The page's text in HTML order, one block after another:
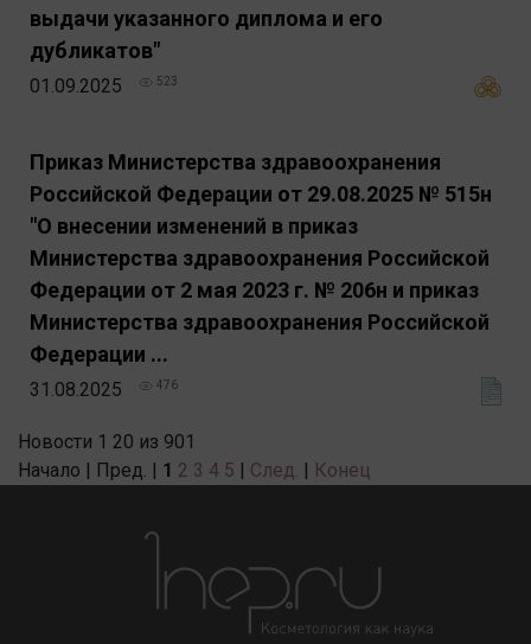
выдачи указанного диплома и его
дубликатов"
01.09.2025 523
Приказ Министерства здравоохранения
Российской Федерации от 29.08.2025 № 515н
"О внесении изменений в приказ
Министерства здравоохранения Российской
Федерации от 2 мая 2023 г. № 206н и приказ
Министерства здравоохранения Российской
Федерации ...
31.08.2025 476
Новости 1 20 из 901
Начало | Пред. | 1 2 3 4 5 | След. | Конец